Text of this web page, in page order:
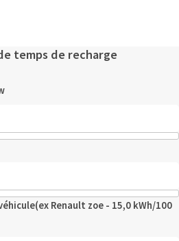
temps de recharge
Renault zoe - 15,0 kWh/100